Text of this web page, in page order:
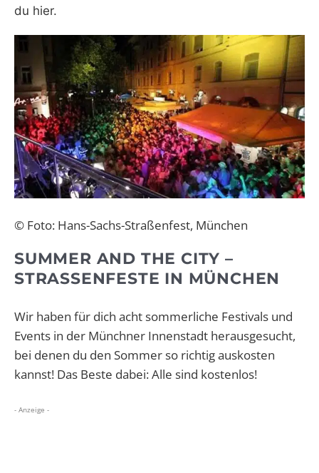
du hier.
© Foto: Hans-Sachs-Straßenfest, München
SUMMER AND THE CITY –
STRASSENFESTE IN MÜNCHEN
Wir haben für dich acht sommerliche Festivals und
Events in der Münchner Innenstadt herausgesucht,
bei denen du den Sommer so richtig auskosten
kannst! Das Beste dabei: Alle sind kostenlos!
- Anzeige -